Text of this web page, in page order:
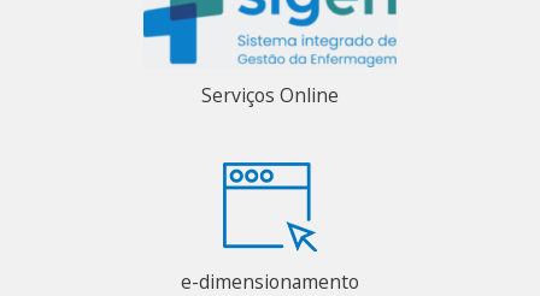
Serviços Online
e-dimensionamento